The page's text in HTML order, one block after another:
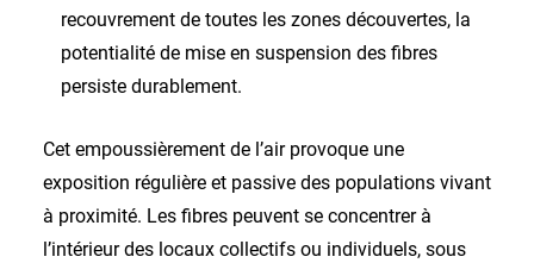
recouvrement de toutes les zones découvertes, la
potentialité de mise en suspension des fibres
persiste durablement.
Cet empoussièrement de l’air provoque une
exposition régulière et passive des populations vivant
à proximité. Les fibres peuvent se concentrer à
l’intérieur des locaux collectifs ou individuels, sous